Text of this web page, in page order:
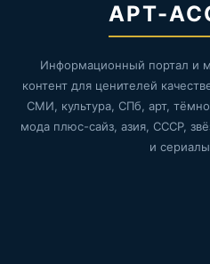
АРТ-
Информационный портал и
контент для ценителей
СМИ, культура, СПб, арт,
мода плюс-сайз, азия, СССР,
и